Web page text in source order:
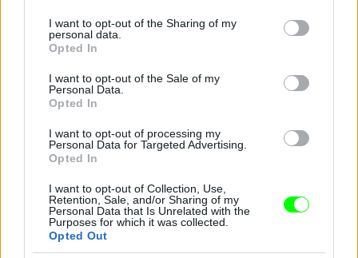
not limited to your visit or usage behaviour. You may click to
grant or deny consent to Google and its third-party tags to
use your data for below specified purposes in below Google
consent section.
I want to opt-out of the Sharing of my
personal data.
Opted In
I want to opt-out of the Sale of my
Personal Data.
Opted In
I want to opt-out of processing my
Personal Data for Targeted Advertising.
Opted In
I want to opt-out of Collection, Use,
Retention, Sale, and/or Sharing of my
Personal Data that Is Unrelated with the
Purposes for which it was collected.
Opted Out